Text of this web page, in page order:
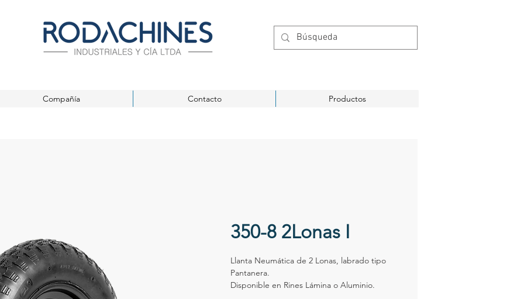
Compañía Contacto Productos
350-8 2Lonas I
Llanta Neumática de 2 Lonas, labrado tipo
Pantanera.
Disponible en Rines Lámina o Aluminio.